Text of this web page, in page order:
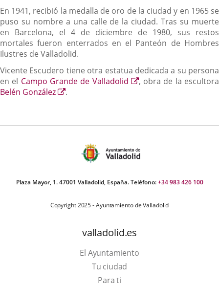
externa.
En 1941, recibió la medalla de oro de la ciudad y en 1965 se
puso su nombre a una calle de la ciudad. Tras su muerte
en Barcelona, el 4 de diciembre de 1980, sus restos
mortales fueron enterrados en el Panteón de Hombres
Ilustres de Valladolid.
Vicente Escudero tiene otra estatua dedicada a su persona
en el Campo Grande de Valladolid
Enlace
externa.
, obra de la escultora
Belén González
Enlace
aplicación
.
Plaza Mayor, 1. 47001 Valladolid, España. Teléfono:+34 983 426 100
Copyright 2025 - Ayuntamiento de Valladolid
valladolid.es
El Ayuntamiento
Tu ciudad
Para ti